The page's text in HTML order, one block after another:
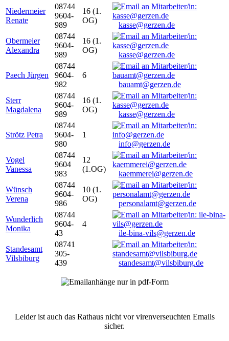
Niedermeier
Renate
08744
9604-
989
16 (1.
OG)
kasse@gerzen.de
Obermeier
Alexandra
08744
9604-
989
16 (1.
OG)
kasse@gerzen.de
Paech Jürgen
08744
9604-
982
6
bauamt@gerzen.de
Sterr
Magdalena
08744
9604-
989
16 (1.
OG)
kasse@gerzen.de
Strötz Petra
08744
9604-
980
1
info@gerzen.de
Vogel
Vanessa
08744
9604
983
12
(1.OG)
kaemmerei@gerzen.de
Wünsch
Verena
08744
9604-
986
10 (1.
OG)
personalamt@gerzen.de
Wunderlich
Monika
08744
9604-
43
4
ile-bina-vils@gerzen.de
Standesamt
Vilsbiburg
08741
305-
439
standesamt@vilsbiburg.de
Leider ist auch das Rathaus nicht vor virenverseuchten Emails
sicher.